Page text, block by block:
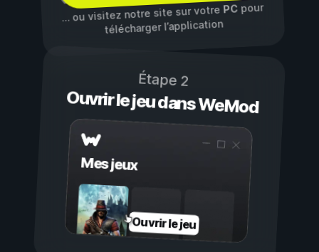
… ou visitez notre site sur votre PCpour
télécharger l’application
Étape 2
Ouvrir le jeu dans WeMod
Mes jeux
Ouvrir le jeu